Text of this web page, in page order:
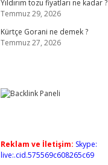
Yıldırım tozu fiyatları ne kadar ?
Temmuz 29, 2026
Kürtçe Gorani ne demek ?
Temmuz 27, 2026
Reklam ve İletişim: Skype:
live:.cid.575569c608265c69